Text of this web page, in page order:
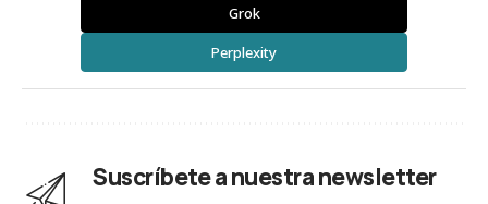
Grok
Perplexity
Suscríbete a nuestra newsletter